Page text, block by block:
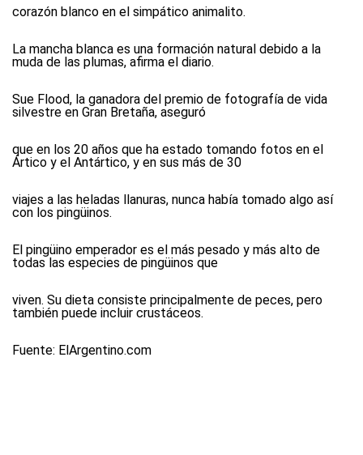
corazón blanco en el simpático animalito.
La mancha blanca es una formación natural debido a la
muda de las plumas, afirma el diario.
Sue Flood, la ganadora del premio de fotografía de vida
silvestre en Gran Bretaña, aseguró
que en los 20 años que ha estado tomando fotos en el
Ártico y el Antártico, y en sus más de 30
viajes a las heladas llanuras, nunca había tomado algo así
con los pingüinos.
El pingüino emperador es el más pesado y más alto de
todas las especies de pingüinos que
viven. Su dieta consiste principalmente de peces, pero
también puede incluir crustáceos.
Fuente: ElArgentino.com